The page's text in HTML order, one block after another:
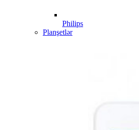
Philips
Planşetlər